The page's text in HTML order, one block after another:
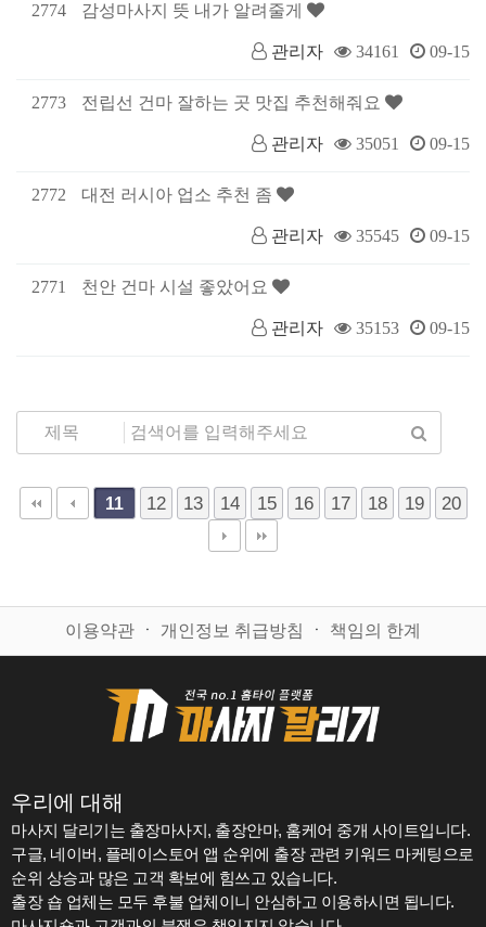
2774 감성마사지 뜻 내가 알려줄게
관리자 34161 09-15
2773 전립선 건마 잘하는 곳 맛집 추천해줘요
관리자 35051 09-15
2772 대전 러시아 업소 추천 좀
관리자 35545 09-15
2771 천안 건마 시설 좋았어요
관리자 35153 09-15
11 12 13 14 15 16 17 18 19 20
이용약관 ㆍ 개인정보 취급방침 ㆍ 책임의 한계
우리에 대해
마사지 달리기는 출장마사지, 출장안마, 홈케어 중개 사이트입니다.
구글, 네이버, 플레이스토어 앱 순위에 출장 관련 키워드 마케팅으로
순위 상승과 많은 고객 확보에 힘쓰고 있습니다.
출장 숍 업체는 모두 후불 업체이니 안심하고 이용하시면 됩니다.